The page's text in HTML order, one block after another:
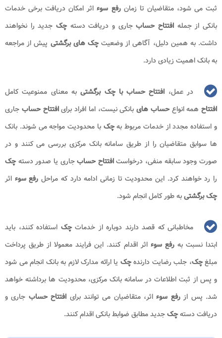
ثبت می شود، متقاضیان تا زمانرفع سوءاثر امکان دریافت برخی خدمات
بانکی از جمله افتتاح حسابجاری و دریافت دستهچک جدید را نخواهند
داشت. به همین دلیل، آگاهی از وضعیتچک های برگشتی پیش از مراجعه
به بانک اهمیت زیادی دارد.
در عمل، افتتاح حساب با چک برگشتیبه معنای ممنوعیت کامل
افتتاح همه انواعحساب های بانکی نیست، اما افراد برایافتتاح حساب جاری
و استفاده مجدد از خدمات مربوط بهچکبا محدودیت مواجه می شوند. بانک
ها سوابق متقاضیان را از طریق سامانه بانک مرکزی بررسی می کنند و در
صورت وجود سابقه منفی، درخواستافتتاح حسابجاری یا صدور دستهچک
را رد خواهند کرد. این محدودیت تا زمانی ادامه دارد که مراحل رفع سوء اثر
چک برگشتیبه طور کامل انجام شود.
مخاطبانی که قصد دارند دوباره از خدماتچک استفاده کنند، باید
ابتدا نسبت بهرفع سوء اثر اقدام کنند. این فرایند معمولا از طریق پرداخت
مبلغچک، جلب رضایت دارندهچک یا ارائه مدارک لازم به بانک انجام می شود
و پس از ثبت اطلاعات در سامانه بانک مرکزی، محدودیت ها برداشته خواهد
شد. پس ازرفع سوءاثر، متقاضیان می توانند برای افتتاح حساب جاری و
دریافت دستهچکجدید مطابق ضوابط بانکی اقدام کنند.